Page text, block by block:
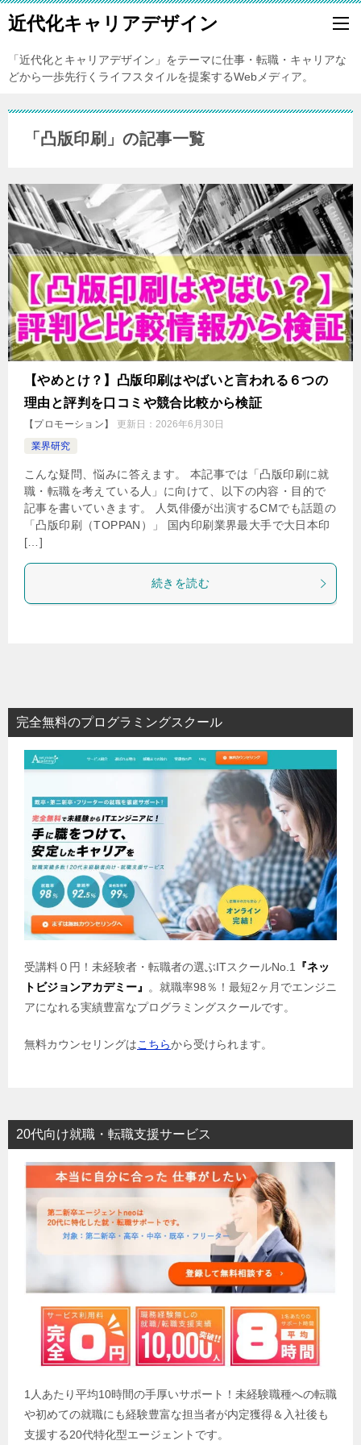
近代化キャリアデザイン
「近代化とキャリアデザイン」をテーマに仕事・転職・キャリアな
どから一歩先行くライフスタイルを提案するWebメディア。
「凸版印刷」の記事一覧
【やめとけ？】凸版印刷はやばいと言われる６つの
理由と評判を口コミや競合比較から検証
【プロモーション】 更新日：2026年6月30日
業界研究
こんな疑問、悩みに答えます。 本記事では「凸版印刷に就
職・転職を考えている人」に向けて、以下の内容・目的で
記事を書いていきます。 人気俳優が出演するCMでも話題の
「凸版印刷（TOPPAN）」 国内印刷業界最大手で大日本印
[…]
続きを読む
完全無料のプログラミングスクール
受講料０円！未経験者・転職者の選ぶITスクールNo.1
『ネッ
トビジョンアカデミー』
。就職率98％！最短2ヶ月でエンジニ
アになれる実績豊富なプログラミングスクールです。
無料カウンセリングはこちらから受けられます。
20代向け就職・転職支援サービス
1人あたり平均10時間の手厚いサポート！未経験職種への転職
や初めての就職にも経験豊富な担当者が内定獲得＆入社後も
支援する20代特化型エージェントです。